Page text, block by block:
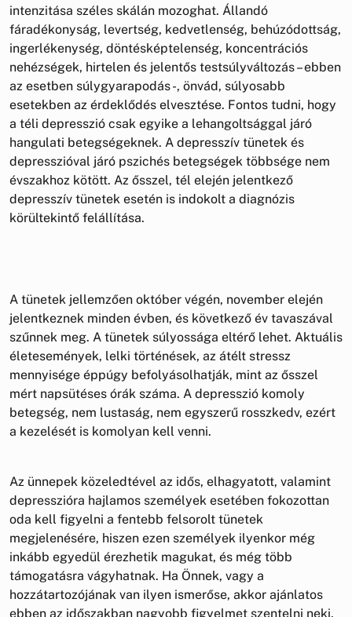
intenzitása széles skálán mozoghat. Állandó
fáradékonyság, levertség, kedvetlenség, behúzódottság,
ingerlékenység, döntésképtelenség, koncentrációs
nehézségek, hirtelen és jelentős testsúlyváltozás – ebben
az esetben súlygyarapodás -, önvád, súlyosabb
esetekben az érdeklődés elvesztése. Fontos tudni, hogy
a téli depresszió csak egyike a lehangoltsággal járó
hangulati betegségeknek. A depresszív tünetek és
depresszióval járó pszichés betegségek többsége nem
évszakhoz kötött. Az ősszel, tél elején jelentkező
depresszív tünetek esetén is indokolt a diagnózis
körültekintő felállítása.
A tünetek jellemzően október végén, november elején
jelentkeznek minden évben, és következő év tavaszával
szűnnek meg. A tünetek súlyossága eltérő lehet. Aktuális
életesemények, lelki történések, az átélt stressz
mennyisége éppúgy befolyásolhatják, mint az ősszel
mért napsütéses órák száma. A depresszió komoly
betegség, nem lustaság, nem egyszerű rosszkedv, ezért
a kezelését is komolyan kell venni.
Az ünnepek közeledtével az idős, elhagyatott, valamint
depresszióra hajlamos személyek esetében fokozottan
oda kell figyelni a fentebb felsorolt tünetek
megjelenésére, hiszen ezen személyek ilyenkor még
inkább egyedül érezhetik magukat, és még több
támogatásra vágyhatnak. Ha Önnek, vagy a
hozzátartozójának van ilyen ismerőse, akkor ajánlatos
ebben az időszakban nagyobb figyelmet szentelni neki.